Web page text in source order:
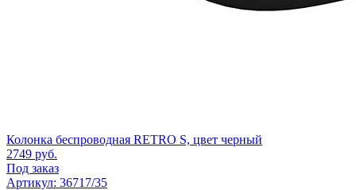
Колонка беспроводная RETRO S, цвет черный
2749 руб.
Под заказ
Артикул: 36717/35